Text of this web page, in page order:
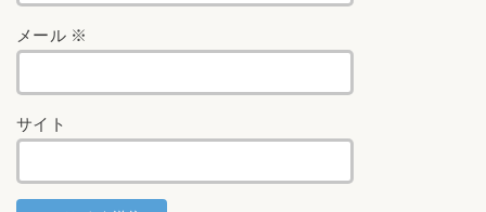
メール ※
サイト